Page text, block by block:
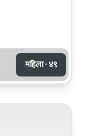
महिला · ४९